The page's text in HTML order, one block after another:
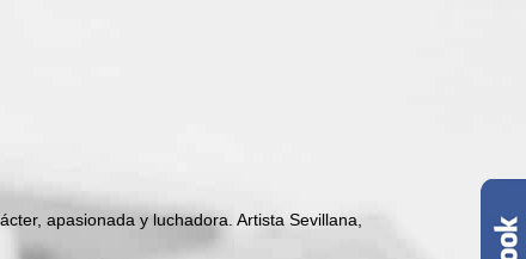
apasionada y luchadora. Artista Sevillana,